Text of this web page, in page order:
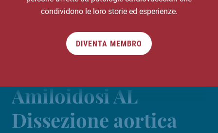
condividono le loro storie ed esperienze.
DIVENTA MEMBRO
Amiloidosi AL
Dissezione aortica